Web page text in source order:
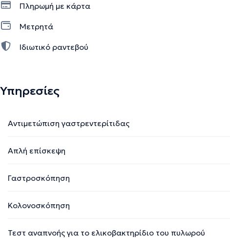
Πληρωμή με κάρτα
Μετρητά
Ιδιωτικό ραντεβού
Υπηρεσίες
Αντιμετώπιση γαστρεντερίτιδας
Απλή επίσκεψη
Γαστροσκόπηση
Κολονοσκόπηση
Τεστ αναπνοής για το ελικοβακτηρίδιο του πυλωρού